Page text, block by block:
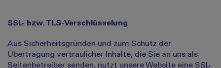
SSL- bzw. TLS-Verschlüsselung
Aus Sicherheitsgründen und zum Schutz der
Übertragung vertraulicher Inhalte, die Sie an uns als
Seitenbetreiber senden, nutzt unsere Website eine SSL-